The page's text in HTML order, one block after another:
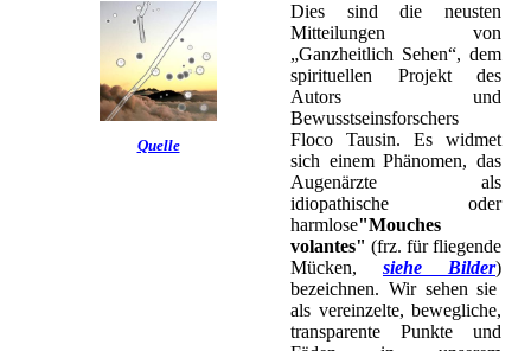
Quelle
Dies sind die neusten
Mitteilungen von
„Ganzheitlich Sehen“, dem
spirituellen Projekt des
Autors und
Bewusstseinsforschers
Floco Tausin. Es widmet
sich einem Phänomen, das
Augenärzte als
idiopathische oder
harmlose"Mouches
volantes" (frz. für fliegende
Mücken, siehe Bilder)
bezeichnen. Wir sehen sie
als vereinzelte, bewegliche,
transparente Punkte und